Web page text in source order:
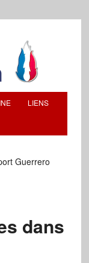
LIENS
Guerrero
dans